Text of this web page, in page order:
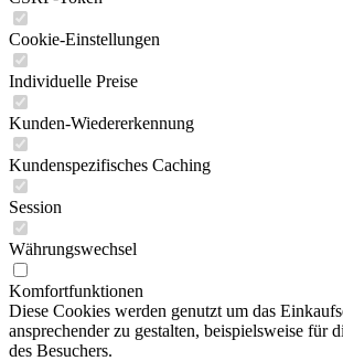
Cookie-Einstellungen
Individuelle Preise
Kunden-Wiedererkennung
Kundenspezifisches Caching
Session
Währungswechsel
Komfortfunktionen
Diese Cookies werden genutzt um das
ansprechender zu gestalten, beispielsweise für
des Besuchers.